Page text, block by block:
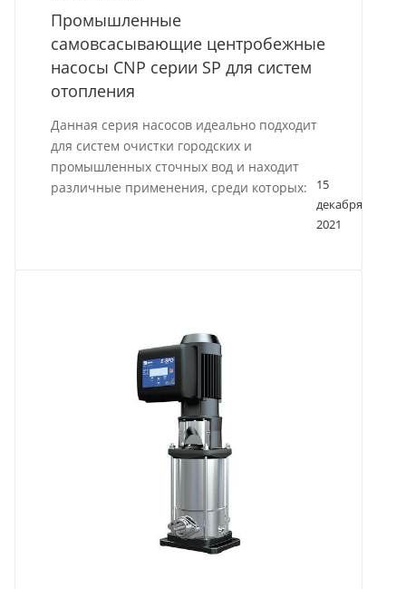
15
декабря
2021
Промышленные
самовсасывающие центробежные
насосы CNP серии SP для систем
отопления
Данная серия насосов идеально подходит
для систем очистки городских и
промышленных сточных вод и находит
различные применения, среди которых: